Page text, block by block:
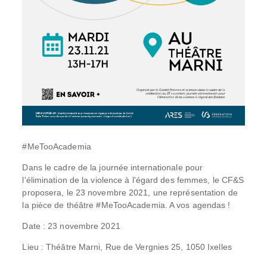
#MeTooAcademia
Dans le cadre de la journée internationale pour
l'élimination de la violence à l'égard des femmes, le CF&S
proposera, le 23 novembre 2021, une représentation de
la pièce de théâtre #MeTooAcademia. A vos agendas !
Date : 23 novembre 2021
Lieu : Théâtre Marni, Rue de Vergnies 25, 1050 Ixelles